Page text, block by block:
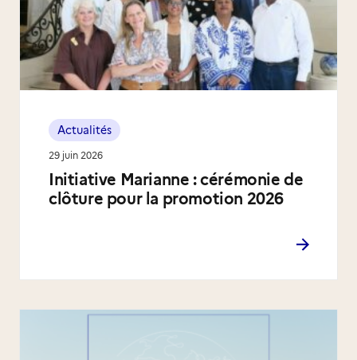
Initiative Marianne : cérémonie de
clôture pour la promotion 2026
Actualités
29 juin 2026